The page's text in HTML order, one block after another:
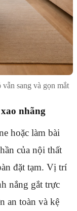
sang và gọn mắt
nhãng
hoặc làm bài
của nội thất
đặt tạm. Vị trí
nắng gắt trực
an toàn và kệ